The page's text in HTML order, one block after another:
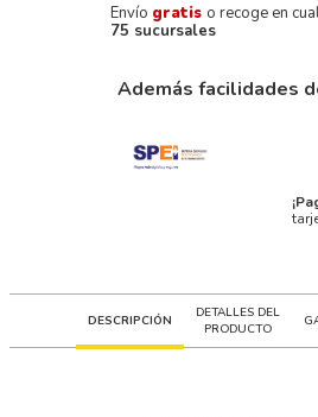
Envío gratis o recoge en
75 sucursales
Además facilidades
DESCRIPCIÓN
DETALLES DEL
PRODUCTO